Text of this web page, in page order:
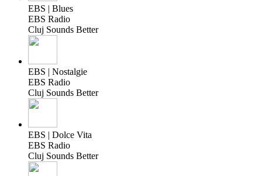
EBS | Blues
EBS Radio
Cluj Sounds Better
EBS | Nostalgie
EBS Radio
Cluj Sounds Better
EBS | Dolce Vita
EBS Radio
Cluj Sounds Better